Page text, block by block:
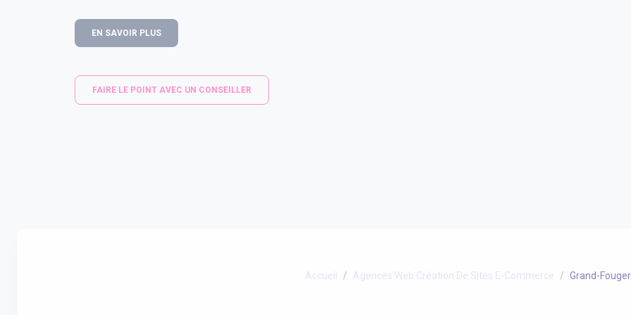
EN SAVOIR PLUS
FAIRE LE POINT AVEC UN CONSEILLER
Accueil Agences Web Création De Sites E-Commerce Grand-